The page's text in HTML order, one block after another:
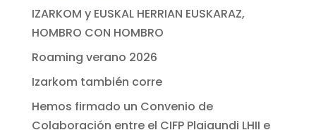
IZARKOM y EUSKAL HERRIAN EUSKARAZ,
HOMBRO CON HOMBRO
Roaming verano 2026
Izarkom también corre
Hemos firmado un Convenio de
Colaboración entre el CIFP Plaiaundi LHII e